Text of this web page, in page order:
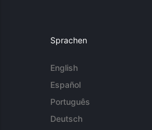
Sprachen
English
Español
Português
Deutsch